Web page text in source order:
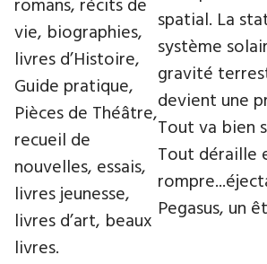
spatial. La
système
gravité
devient une
Tout va bien
Tout déraille
Pegasus, un
romans, récits de
vie, biographies,
livres d’Histoire,
Guide pratique,
Pièces de Théâtre,
recueil de
nouvelles, essais,
livres jeunesse,
livres d’art, beaux
livres.